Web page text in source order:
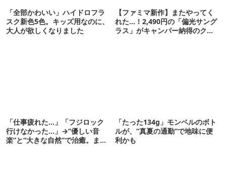
「全部かわいい」ハイドロフラ
スク新色5色。キッズ用なのに、
大人が欲しくなりました
【ファミマ新作】またやってく
れた…！2,490円の「偏光サング
ラス」がキャンパー納得のクオ
「仕事疲れた…」「フジロック
行けなかった…」→“優しい音
楽”と“大きな自然”で治癒。まだ
「たった134g」モンベルのボト
ルが、“真夏の通勤”で地味に便
利かも